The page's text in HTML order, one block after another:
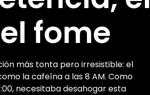
fome
más tonta pero irresistible: el
la cafeína a las 8 AM. Como
necesitaba desahogar esta